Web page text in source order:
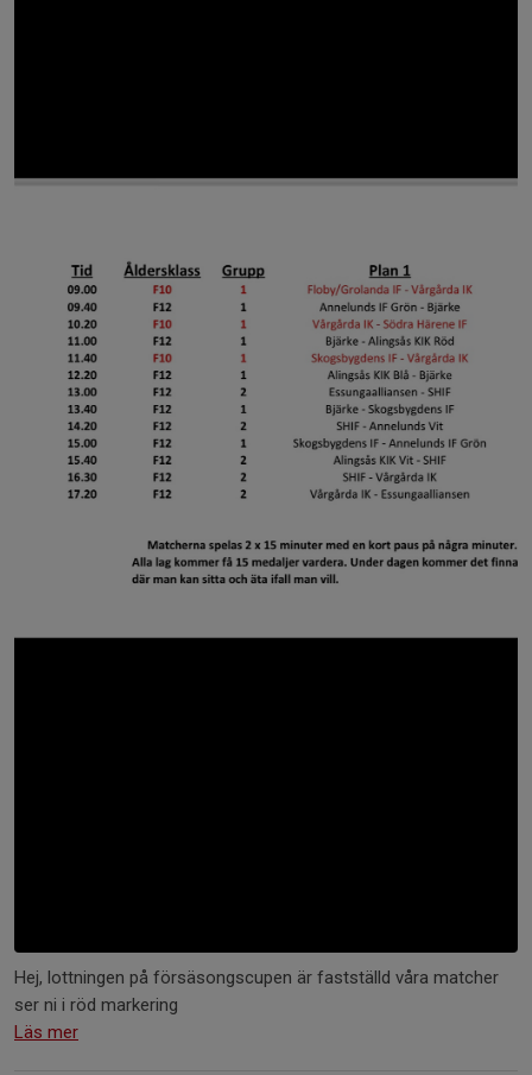
Hej, lottningen på försäsongscupen är fastställd våra matcher
ser ni i röd markering
Läs mer